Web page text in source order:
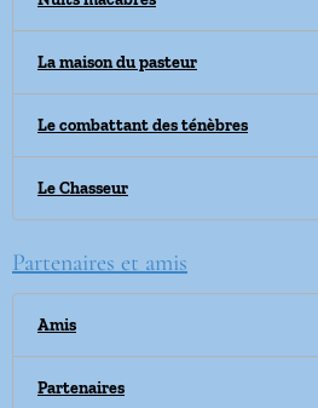
La maison du pasteur
Le combattant des ténèbres
Le Chasseur
Partenaires et amis
Amis
Partenaires